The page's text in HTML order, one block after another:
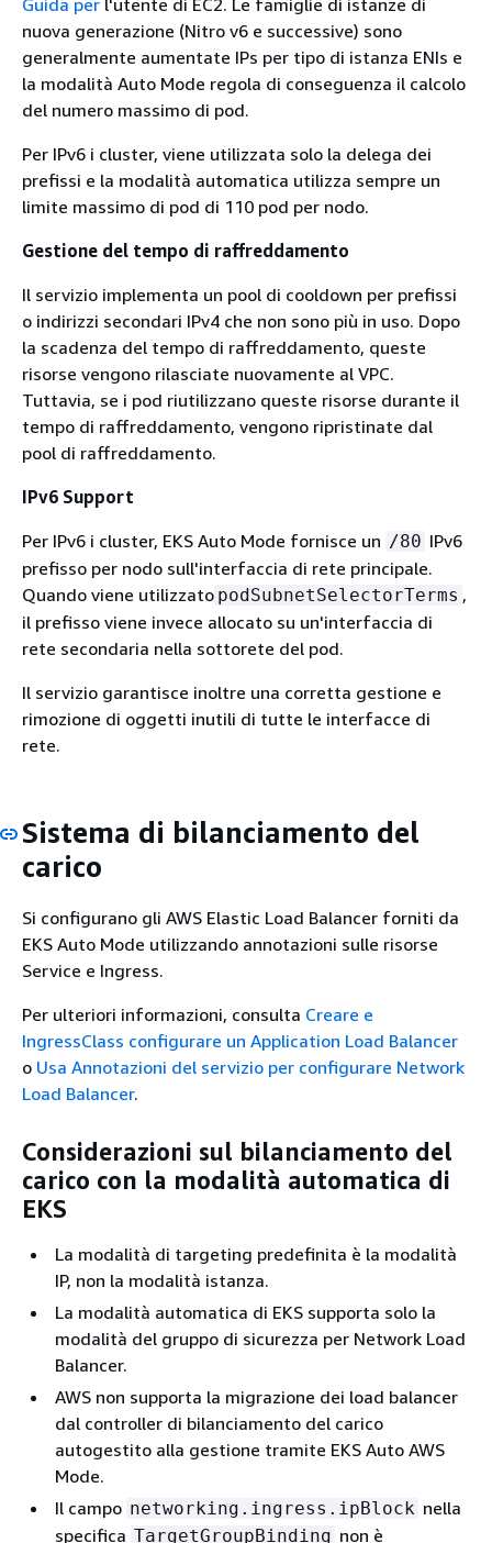
nuova generazione (Nitro v6 e successive) sono
generalmente aumentate IPs per tipo di istanza ENIs e
la modalità Auto Mode regola di conseguenza il calcolo
del numero massimo di pod.
Per IPv6 i cluster, viene utilizzata solo la delega dei
prefissi e la modalità automatica utilizza sempre un
limite massimo di pod di 110 pod per nodo.
Gestione del tempo di raffreddamento
Il servizio implementa un pool di cooldown per prefissi
o indirizzi secondari IPv4 che non sono più in uso. Dopo
la scadenza del tempo di raffreddamento, queste
risorse vengono rilasciate nuovamente al VPC.
Tuttavia, se i pod riutilizzano queste risorse durante il
tempo di raffreddamento, vengono ripristinate dal
pool di raffreddamento.
IPv6 Support
Per IPv6 i cluster, EKS Auto Mode fornisce un /80 IPv6
prefisso per nodo sull'interfaccia di rete principale.
Quando viene utilizzato podSubnetSelectorTerms ,
il prefisso viene invece allocato su un'interfaccia di
rete secondaria nella sottorete del pod.
Il servizio garantisce inoltre una corretta gestione e
rimozione di oggetti inutili di tutte le interfacce di
rete.
Sistema di bilanciamento del
carico
Si configurano gli AWS Elastic Load Balancer forniti da
EKS Auto Mode utilizzando annotazioni sulle risorse
Service e Ingress.
Per ulteriori informazioni, consulta Creare e
IngressClass configurare un Application Load Balancer
o Usa Annotazioni del servizio per configurare Network
Load Balancer.
Considerazioni sul bilanciamento del
carico con la modalità automatica di
EKS
La modalità di targeting predefinita è la modalità
IP, non la modalità istanza.
La modalità automatica di EKS supporta solo la
modalità del gruppo di sicurezza per Network Load
Balancer.
AWS non supporta la migrazione dei load balancer
dal controller di bilanciamento del carico
autogestito alla gestione tramite EKS Auto AWS
Mode.
Il campo networking.ingress.ipBlock nella
specifica TargetGroupBinding non è